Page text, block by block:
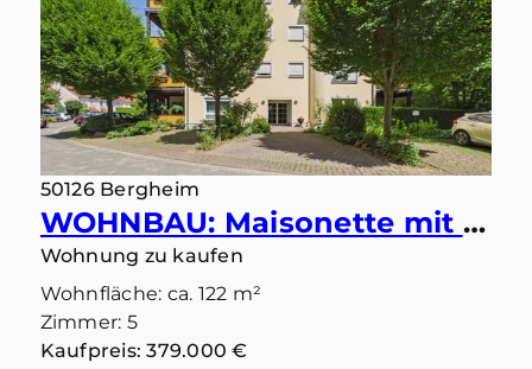
50126 Bergheim
WOHNBAU: Maisonette mit Ausblick – Wohnen in ruhiger Bestlage mit zwei Balkonen und zwei Bädern
Wohnung zu kaufen
Wohnfläche: ca. 122 m²
Zimmer: 5
Kaufpreis: 379.000 €